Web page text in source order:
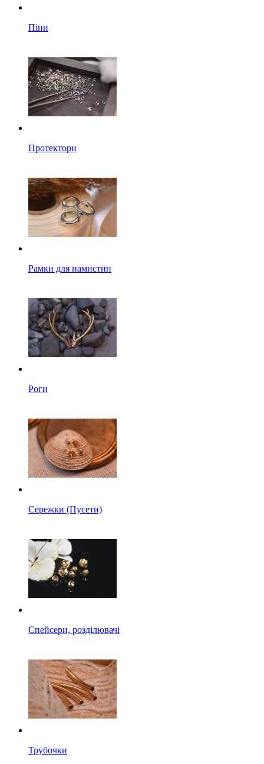
Піни
Протектори
Рамки для намистин
Роги
Сережки (Пусети)
Спейсери, розділювачі
Трубочки